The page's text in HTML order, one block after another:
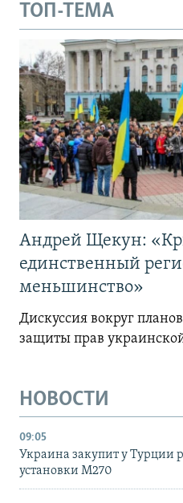
ТОП-ТЕМА
Андрей Щекун:
единственный
меньшинство»
Дискуссия вокруг
защиты прав
НОВОСТИ
09:05
Украина закупит у Турции
установки M270